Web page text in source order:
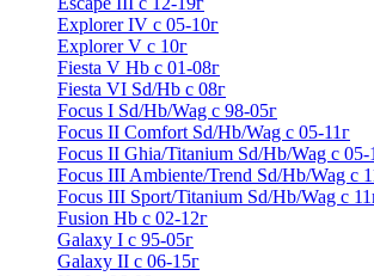
Explorer IV c 05-10г
Explorer V c 10г
Fiesta V Hb с 01-08г
Fiesta VI Sd/Hb с 08г
Focus I Sd/Hb/Wag с 98-05г
Focus II Comfort Sd/Hb/Wag с 05-11г
Focus II Ghia/Titanium Sd/Hb/Wag с 05-
Focus III Ambiente/Trend Sd/Hb/Wag с
Focus III Sport/Titanium Sd/Hb/Wag с
Fusion Hb с 02-12г
Galaxy I с 95-05г
Galaxy II c 06-15г